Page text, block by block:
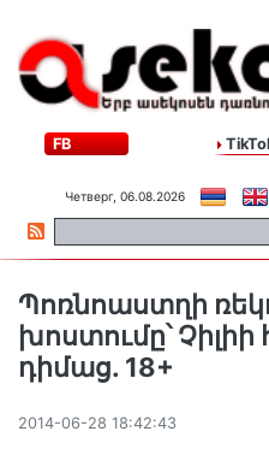
FB
Четверг, 06.08.2026
Պոռնոաստղի
խոստումը՝
դիմաց. 18+
2014-06-28 18:42:43